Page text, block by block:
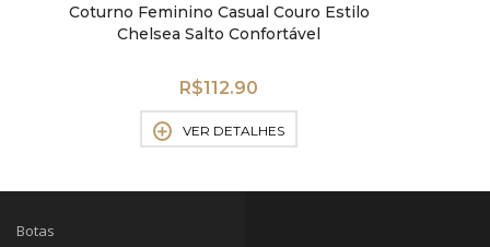
Coturno Feminino Casual Couro Estilo
Chelsea Salto Confortável
R$112.90
VER DETALHES
Botas